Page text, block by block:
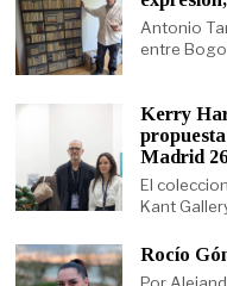
Antonio
entre
Kerry
Madrid
El
Kant
Rocío